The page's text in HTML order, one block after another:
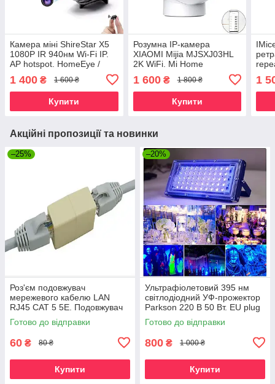
Камера міні ShireStar X5
1080P IR 940нм Wi-Fi IP.
AP hotspot. HomeEye /
1 400 ₴ 1 600 ₴
Купити
Розумна IP-камера
XIAOMI Mijia MJSXJ03HL
2K WiFi. Mi Home
1 600₴ 1 800 ₴
Купити
1
Акційні пропозиції та новинки
–25%
Роз'єм подовжувач
мережевого кабелю LAN
RJ45 CAT 5 5E. Подовжувач
мережевого кабелю Ethernet.
Готово до відправки
60 ₴ 80 ₴
Купити
–20%
Ультрафіолетовий 395 нм
світлодіодний УФ-прожектор
Parkson 220 В 50 Вт. EU plug
Готово до відправки
800 ₴ 1 000 ₴
Купити